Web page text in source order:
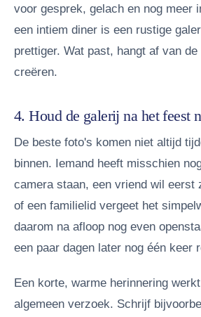
voor gesprek, gelach en nog meer
een intiem diner is een rustige
prettiger. Wat past, hangt af van
creëren.
4. Houd de galerij na het feest
De beste foto's komen niet altijd
binnen. Iemand heeft misschien
camera staan, een vriend wil eerst
of een familielid vergeet het
daarom na afloop nog even
een paar dagen later nog één keer
Een korte, warme herinnering
algemeen verzoek. Schrijf